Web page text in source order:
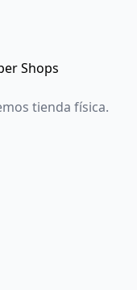
Shops
tienda física.